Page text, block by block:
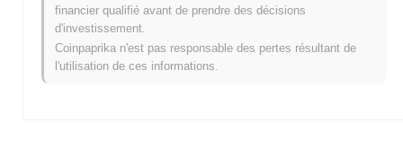
Comment AI Ritual performe-t-il par rapport au
marché crypto plus large ?
Au cours des 7 derniers jours, AI Ritual a a gagné
performant le marché crypto global qui a affiché un gain de
financier qualifié avant de prendre des décisions
d'investissement.
Coinpaprika n'est pas responsable des pertes résultant de
l'utilisation de ces informations.